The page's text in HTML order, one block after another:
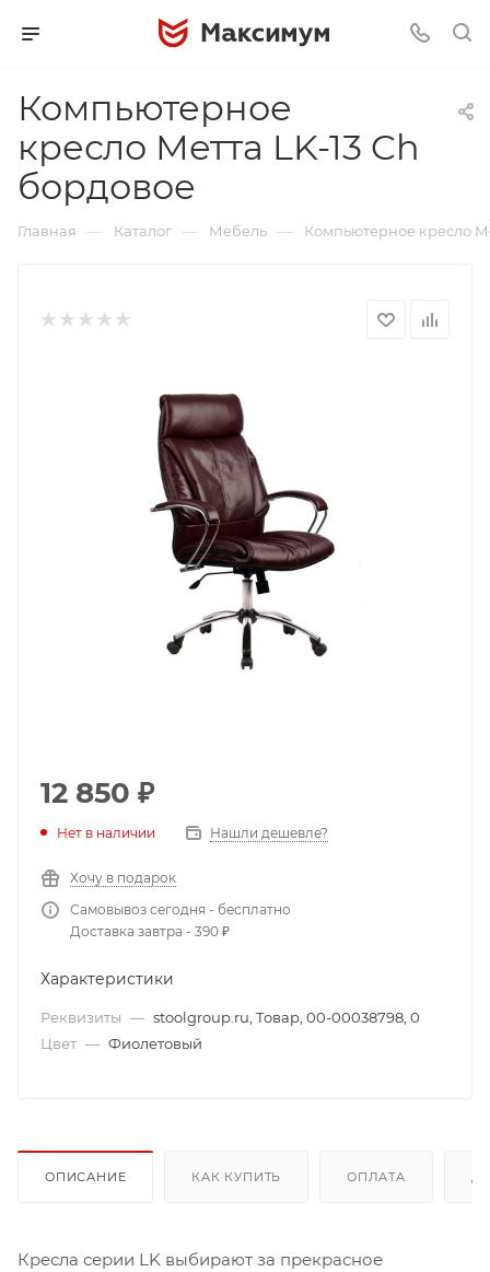
Компьютерное
кресло Метта LK-13 Ch
бордовое
Главная — Каталог — Мебель — Компьютерное кресло
12 850 ₽
Нет в наличии Нашли дешевле?
Хочу в подарок
Самовывоз сегодня - бесплатно
Доставка завтра - 390 ₽
Характеристики
Реквизиты — stoolgroup.ru, Товар, 00-00038798, 0
Цвет — Фиолетовый
ОПИСАНИЕ КАК КУПИТЬ ОПЛАТА
Кресла серии LK выбирают за прекрасное